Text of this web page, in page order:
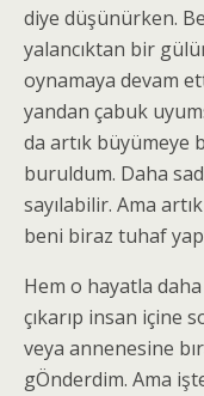
diye düşünürken.
yalancıktan bir
oynamaya devam
yandan çabuk
da artık büyümeye
buruldum. Daha
sayılabilir. Ama
beni biraz tuhaf
Hem o hayatla daha
çıkarıp insan içine
veya annenesine
gÖnderdim. Ama